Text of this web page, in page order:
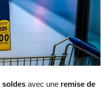
soldesavec une remise de